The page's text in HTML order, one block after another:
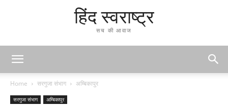
हिंद स्वराष्ट्र
सच की आवाज
Home सरगुजा संभाग अम्बिकापुर
सरगुजा संभाग अम्बिकापुर